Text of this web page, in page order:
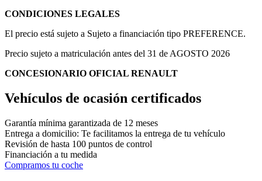
CONDICIONES LEGALES
El precio está sujeto a Sujeto a financiación tipo PREFERENCE.
Precio sujeto a matriculación antes del 31 de AGOSTO 2026
CONCESIONARIO OFICIAL RENAULT
Vehículos de ocasión certificados
Garantía mínima garantizada de 12 meses
Entrega a domicilio: Te facilitamos la entrega de tu vehículo
Revisión de hasta 100 puntos de control
Financiación a tu medida
Compramos tu coche